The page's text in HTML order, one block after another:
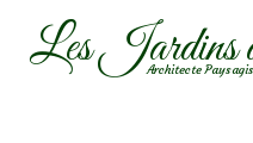
AllerLes Jardins
Architecte